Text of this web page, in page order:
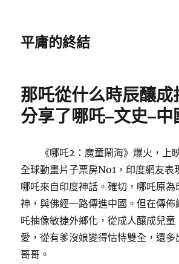
平庸的終結
那吒從什么時辰釀成
分享了哪吒–文史–中
《哪吒2：魔童鬧海》爆火，上
全球動畫片子票房No1，印度網友表
哪吒來自印度神話。確切，哪吒原為
神，與佛經一路傳進中國。但在傳佈
吒抽像敏捷外鄉化，從成人釀成兒
愛，從有爹沒娘變得怙恃雙全，還多
哥哥。